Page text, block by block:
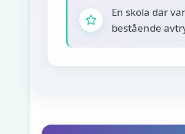
En skola där
bestående